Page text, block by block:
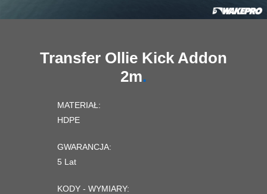
Transfer Ollie Kick Addon
2m
MATERIAŁ:
HDPE
GWARANCJA:
5 Lat
KODY - WYMIARY: